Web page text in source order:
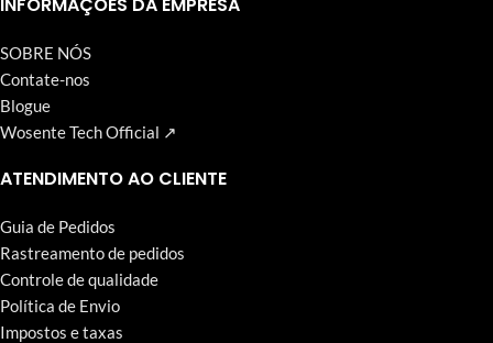
SOBRE NÓS
Contate-nos
Blogue
Wosente Tech Official ↗
ATENDIMENTO AO CLIENTE
Guia de Pedidos
Rastreamento de pedidos
Controle de qualidade
Política de Envio
Impostos e taxas